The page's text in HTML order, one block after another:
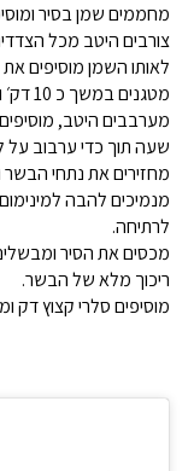
מחממים שמן בסיר
צורבים היטב מכל
לאותו השמן מוסיפים
מטגנים במשך כ 10 דק׳ ומוסיפים את התבלינים.
מערבבים היטב,
שעה תוך כדי ערבוב על
מחזירים את נתחי הבשר
מנמיכים להבה
לרתיחה.
מכסים את הסיר
ריכוך מלא של הבשר.
מוסיפים סלרי קצוץ דק